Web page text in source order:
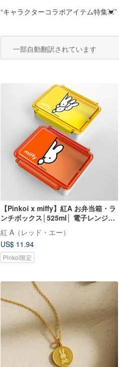
“キャラクターコラボアイテム特集💓
一部自動翻訳されています
【Pinkoi x miffy】紅A お弁当箱・ラ
ンチボックス│525ml│ 電子レンジ対
紅 A（レッド・エー）
US$ 11.94
Pinkoi限定